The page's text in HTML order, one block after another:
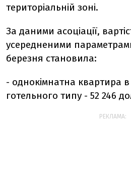
територіальній зоні.
За даними асоціації,
усередненими
березня становила:
- однокімнатна квартира
готельного типу - 52 246
РЕКЛАМА: